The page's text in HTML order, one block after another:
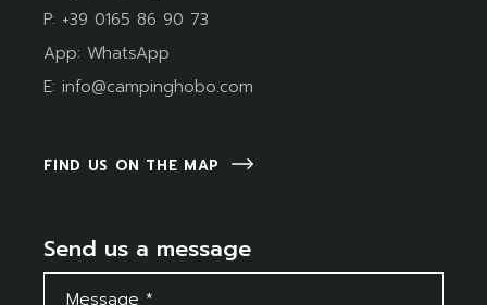
P: +39 0165 86 90 73
App: WhatsApp
E:info@campinghobo.com
FIND US ON THE MAP
Send us a message